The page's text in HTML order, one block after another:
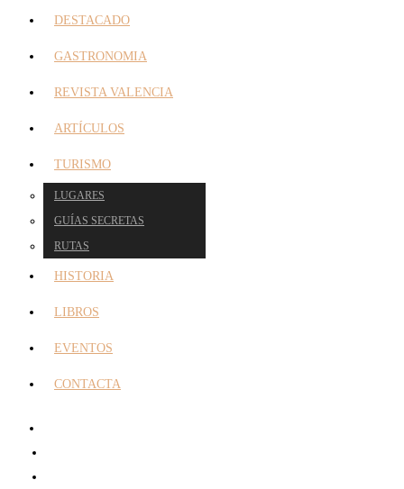
DESTACADO
GASTRONOMIA
REVISTA VALENCIA
ARTÍCULOS
TURISMO
LUGARES
GUÍAS SECRETAS
RUTAS
HISTORIA
LIBROS
EVENTOS
CONTACTA